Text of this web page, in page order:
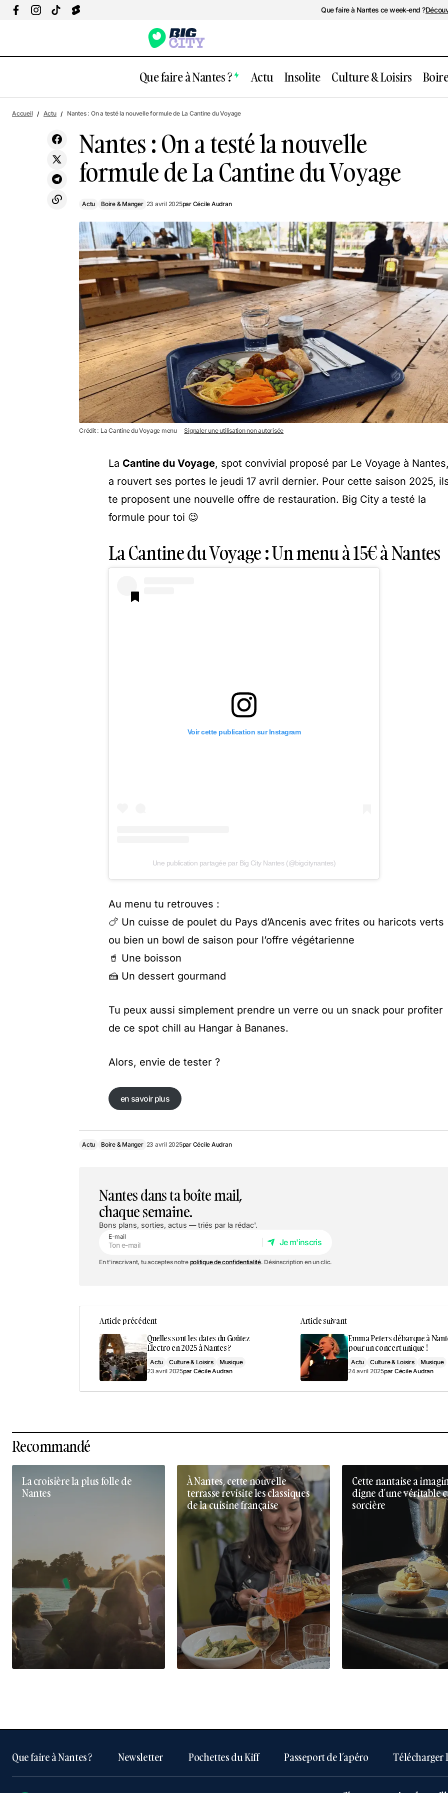
Que faire à Nantes ce week-end ?
Que faire à Nantes ? Actu Insolite Culture & Loisirs
Quelles sont les dates du Goûtez Électro
en 2025 à Nantes ?
Actu
Nantes : On a testé la nouvelle formule
Accueil Actu Nantes : On a testé la nouvelle formule de La Cantine du Voyage
Nantes : On a testé la nouvelle
formule de La Cantine du Voyage
Actu Boire & Manger 23 avril 2025par Cécile Audran
Crédit : La Cantine du Voyage menu －Signaler une utilisation non autorisée
La Cantine du Voyage, spot convivial proposé par Le Voyage à
a rouvert ses portes le jeudi 17 avril dernier. Pour cette saison 2025,
te proposent une nouvelle offre de restauration. Big City a testé la
formule pour toi 😉
La Cantine du Voyage : Un menu à 15€ à Nantes
Voir cette publication sur Instagram
Une publication partagée par Big City Nantes (@bigcitynantes)
Au menu tu retrouves :
🍗 Un cuisse de poulet du Pays d’Ancenis avec frites ou haricots verts
ou bien un bowl de saison pour l’offre végétarienne
🥤 Une boisson
🍰 Un dessert gourmand
Tu peux aussi simplement prendre un verre ou un snack pour profiter
de ce spot chill au Hangar à Bananes.
Alors, envie de tester ?
en savoir plus
en savoir plus
Actu Boire & Manger 23 avril 2025par Cécile Audran
Nantes dans ta boîte mail,
chaque semaine.
Bons plans, sorties, actus — triés par la rédac'.
E-mail
Je m'inscris
En t'inscrivant, tu acceptes notre politique de confidentialité. Désinscription en un clic.
Article précédent
Quelles sont les dates du Goûtez
Électro en 2025 à Nantes ?
Actu Culture & Loisirs
Musique
23 avril 2025par Cécile Audran
Article suivant
Emma Peters débarque à
pour un concert unique !
Actu Culture & Loisirs
Musique
24 avril 2025par Cécile Audran
Recommandé
La croisière la plus folle de
Nantes
À Nantes, cette nouvelle
terrasse revisite les classiques
de la cuisine française
Cette nantaise a
digne d’une véritable
sorcière
Que faire à Nantes ? Newsletter Pochettes du Kiff Passeport de l’apéro Télécharger